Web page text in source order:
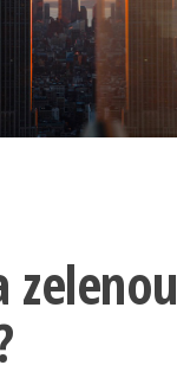
zelenou